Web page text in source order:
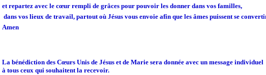
et repartez avec le cœur rempli de grâces pour pouvoir les donner dans vos familles,
dans vos lieux de travail, partout où Jésus vous envoie afin que les âmes puissent se
Amen
La bénédiction des Cœurs Unis de Jésus et de Marie sera donnée avec un message individuel
à tous ceux qui souhaitent la recevoir.